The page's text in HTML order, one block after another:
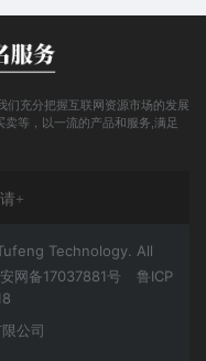
们充分把握互联网资源市场的发展
等，以一流的产品和服务,满足
+
Technology. All
网备17037881号
鲁ICP
公司